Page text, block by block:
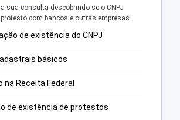
sua consulta descobrindo se o CNPJ
com bancos e outras empresas.
de existência do CNPJ
básicos
na Receita Federal
de existência de protestos